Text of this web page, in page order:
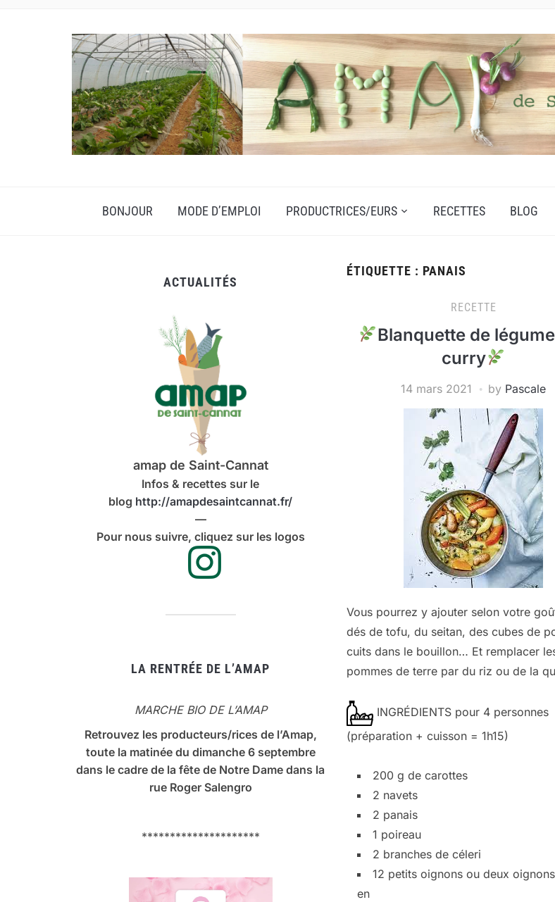
BONJOUR MODE D’EMPLOI PRODUCTRICES/EURS RECETTES BLOG
ACTUALITÉS
amap de Saint-Cannat
Infos & recettes sur le
blog http://amapdesaintcannat.fr/
—
Pour nous suivre, cliquez sur les logos
LA RENTRÉE DE L’AMAP
MARCHE BIO DE L’AMAP
Retrouvez les producteurs/rices de l’Amap,
toute la matinée du dimanche 6 septembre
dans le cadre de la fête de Notre Dame dans la
rue Roger Salengro
*********************
ÉTIQUETTE : PANAIS
RECETTE
Blanquette de
curry
14 mars 2021 by Pascale
Vous pourrez y ajouter selon votre
dés de tofu, du seitan, des cubes de
cuits dans le bouillon… Et remplacer
pommes de terre par du riz ou de la
INGRÉDIENTS pour 4 personnes
(préparation + cuisson = 1h15)
200 g de carottes
2 navets
2 panais
1 poireau
2 branches de céleri
12 petits oignons ou deux
en